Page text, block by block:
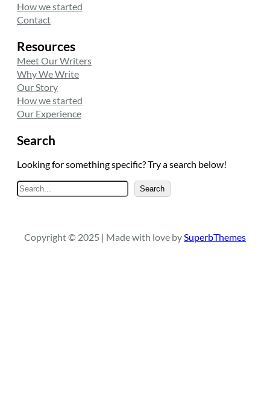
How we started
Contact
Resources
Meet Our Writers
Why We Write
Our Story
How we started
Our Experience
Search
Looking for something specific? Try a search below!
A
r
Search
Copyright © 2025 | Made with love bySuperbThemes